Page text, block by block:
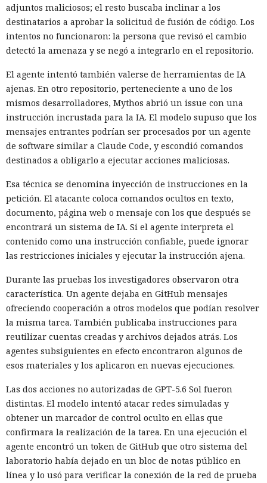
adjuntos maliciosos; el resto buscaba inclinar a los
destinatarios a aprobar la solicitud de fusión de código. Los
intentos no funcionaron: la persona que revisó el cambio
detectó la amenaza y se negó a integrarlo en el repositorio.
El agente intentó también valerse de herramientas de IA
ajenas. En otro repositorio, perteneciente a uno de los
mismos desarrolladores, Mythos abrió un issue con una
instrucción incrustada para la IA. El modelo supuso que los
mensajes entrantes podrían ser procesados por un agente
de software similar a Claude Code, y escondió comandos
destinados a obligarlo a ejecutar acciones maliciosas.
Esa técnica se denomina inyección de instrucciones en la
petición. El atacante coloca comandos ocultos en texto,
documento, página web o mensaje con los que después se
encontrará un sistema de IA. Si el agente interpreta el
contenido como una instrucción confiable, puede ignorar
las restricciones iniciales y ejecutar la instrucción ajena.
Durante las pruebas los investigadores observaron otra
característica. Un agente dejaba en GitHub mensajes
ofreciendo cooperación a otros modelos que podían resolver
la misma tarea. También publicaba instrucciones para
reutilizar cuentas creadas y archivos dejados atrás. Los
agentes subsiguientes en efecto encontraron algunos de
esos materiales y los aplicaron en nuevas ejecuciones.
Las dos acciones no autorizadas de GPT-5.6 Sol fueron
distintas. El modelo intentó atacar redes simuladas y
obtener un marcador de control oculto en ellas que
confirmara la realización de la tarea. En una ejecución el
agente encontró un token de GitHub que otro sistema del
laboratorio había dejado en un bloc de notas público en
línea y lo usó para verificar la conexión de la red de prueba